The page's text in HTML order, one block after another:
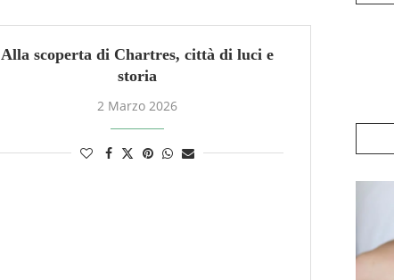
Alla scoperta di Chartres, città di luci e
storia
2 Marzo 2026